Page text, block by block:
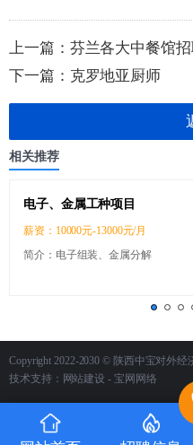
上一篇： 芬兰各大中餐馆
下一篇： 克罗地亚厨师
相关推荐
电子、金属工种项目
薪资：10000元-13000元/月
简介：电子组装、金属分解
Copyright 2022-2030 © 陕西中宝对外
技术支持： 网站建设 - 宝网网络